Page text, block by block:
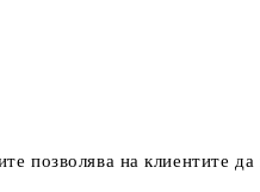
позволява на клиентите